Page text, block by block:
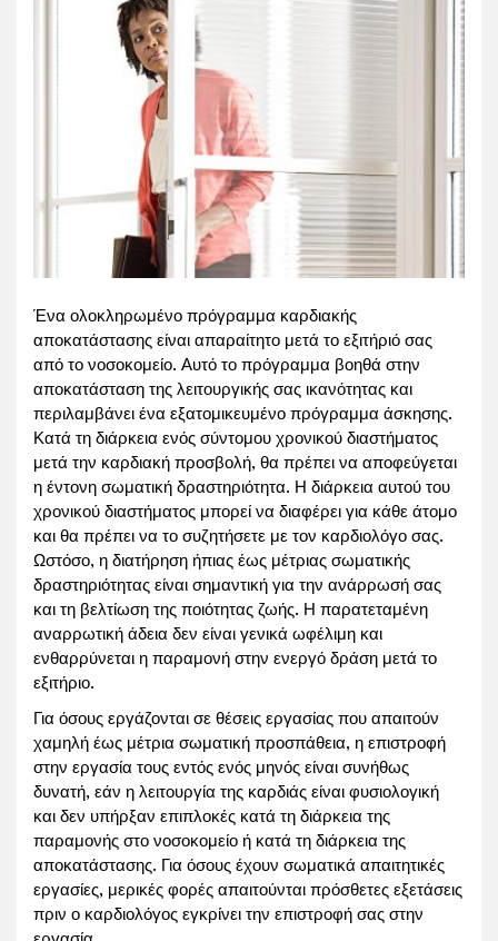
Ένα ολοκληρωμένο πρόγραμμα καρδιακής
αποκατάστασης είναι απαραίτητο μετά το εξιτήριό σας
από το νοσοκομείο. Αυτό το πρόγραμμα βοηθά στην
αποκατάσταση της λειτουργικής σας ικανότητας και
περιλαμβάνει ένα εξατομικευμένο πρόγραμμα άσκησης.
Κατά τη διάρκεια ενός σύντομου χρονικού διαστήματος
μετά την καρδιακή προσβολή, θα πρέπει να αποφεύγεται
η έντονη σωματική δραστηριότητα. Η διάρκεια αυτού του
χρονικού διαστήματος μπορεί να διαφέρει για κάθε άτομο
και θα πρέπει να το συζητήσετε με τον καρδιολόγο σας.
Ωστόσο, η διατήρηση ήπιας έως μέτριας σωματικής
δραστηριότητας είναι σημαντική για την ανάρρωσή σας
και τη βελτίωση της ποιότητας ζωής. Η παρατεταμένη
αναρρωτική άδεια δεν είναι γενικά ωφέλιμη και
ενθαρρύνεται η παραμονή στην ενεργό δράση μετά το
εξιτήριο.
Για όσους εργάζονται σε θέσεις εργασίας που απαιτούν
χαμηλή έως μέτρια σωματική προσπάθεια, η επιστροφή
στην εργασία τους εντός ενός μηνός είναι συνήθως
δυνατή, εάν η λειτουργία της καρδιάς είναι φυσιολογική
και δεν υπήρξαν επιπλοκές κατά τη διάρκεια της
παραμονής στο νοσοκομείο ή κατά τη διάρκεια της
αποκατάστασης. Για όσους έχουν σωματικά απαιτητικές
εργασίες, μερικές φορές απαιτούνται πρόσθετες εξετάσεις
πριν ο καρδιολόγος εγκρίνει την επιστροφή σας στην